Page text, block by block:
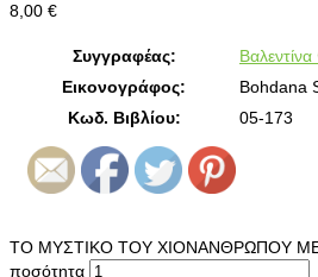
8,00 €
Συγγραφέας:
Εικονογράφος:
Bohdana
Κωδ. Βιβλίου:
05-173
ΤΟ ΜΥΣΤΙΚΟ ΤΟΥ ΧΙΟΝΑΝΘΡΩΠΟΥ
ποσότητα